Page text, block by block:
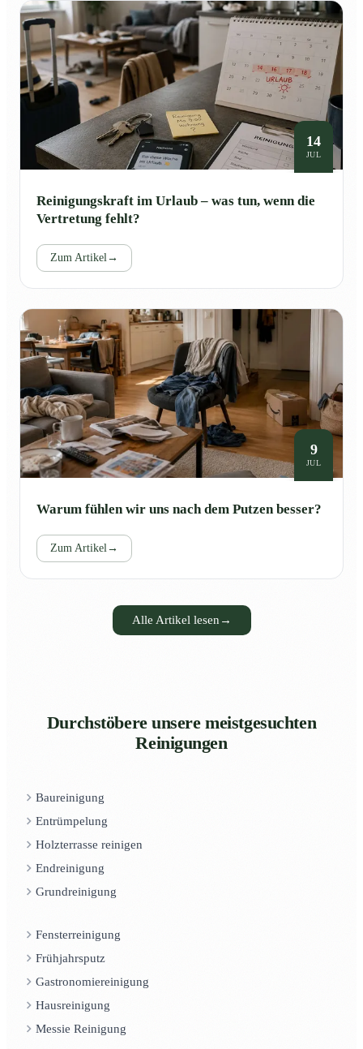
14
JUL
Reinigungskraft im Urlaub – was tun, wenn die
Vertretung fehlt?
Zum Artikel →
9
JUL
Warum fühlen wir uns nach dem Putzen besser?
Zum Artikel →
Alle Artikel lesen →
Durchstöbere unsere meistgesuchten
Reinigungen
Baureinigung
Entrümpelung
Holzterrasse reinigen
Endreinigung
Grundreinigung
Fensterreinigung
Frühjahrsputz
Gastronomiereinigung
Hausreinigung
Messie Reinigung